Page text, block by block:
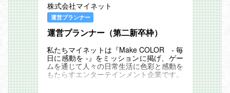
＜UI/UXデザインスキルを活かしたチャレ
ンジ機会が多数存在します！＞
・様々なIPやジャンル、買い取り・受託・
新規開発などのタイトルに携わることがで
き、幅広い技術やワークフローに触れる機
会があります。
・業界最多を誇る多数のタイトルを運用し
ているため、チームリーダー、メンバーマ
ネジメントを経験できます。
・UIデザイン領域だけでなく、タイトル全
株式会社マイネット
運営プランナー
運営プランナー（第二新卒枠）
私たちマイネットは『Make COLOR - 毎
日に感動を -』をミッションに掲げ、ゲー
ムを通じて人々の日常生活に色彩と感動を
もたらすエンターテインメント企業です。